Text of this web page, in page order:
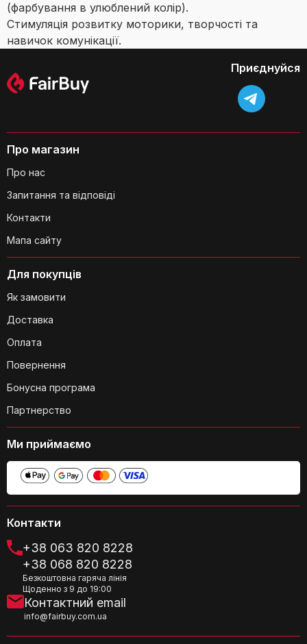
(фарбування в улюблений колір).
Стимуляція розвитку моторики, творчості та
навичок комунікації.
Контакти
+38 063 820 8228
+38 068 820 8228
Безкоштовна гаряча лінія
Щоденно з 9 до 19:00
Контактний email
info@fairbuy.com.ua
Для покупців
Як замовити
Доставка
Оплата
Повернення
Бонусна програма
Партнерство
Про магазин
Про нас
Запитання та відповіді
Контакти
Мапа сайту
Приєднуйся
Ми приймаємо